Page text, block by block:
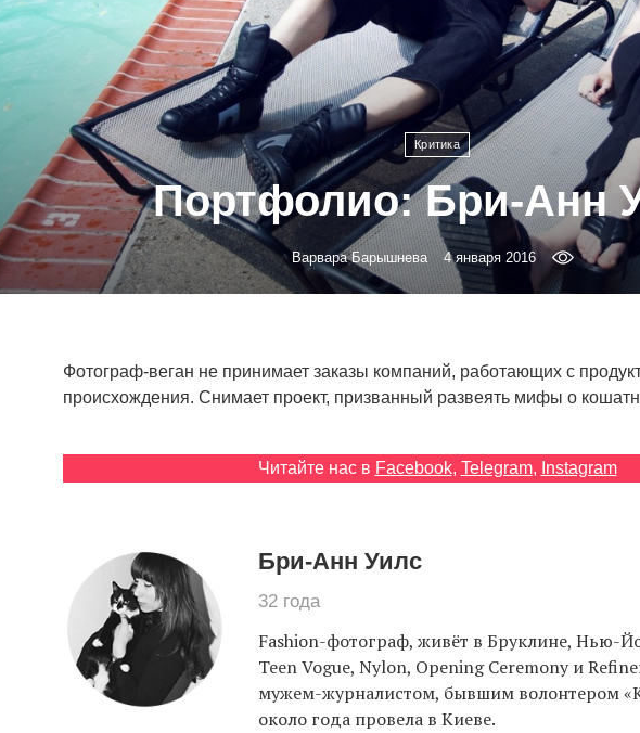
Критика
Портфолио: Бри-Анн
Варвара Барышнева 4 января 2016
Фотограф-веган не принимает заказы компаний, работающих с
происхождения. Снимает проект, призванный развеять мифы о
Читайте нас в Facebook, Telegram, Instagram
Бри-Анн Уилс
32 года
Fashion-фотограф, живёт в Бруклине, Нью-
Teen Vogue, Nylon, Opening Ceremony и
мужем-журналистом, бывшим волонтером
около года провела в Киеве.